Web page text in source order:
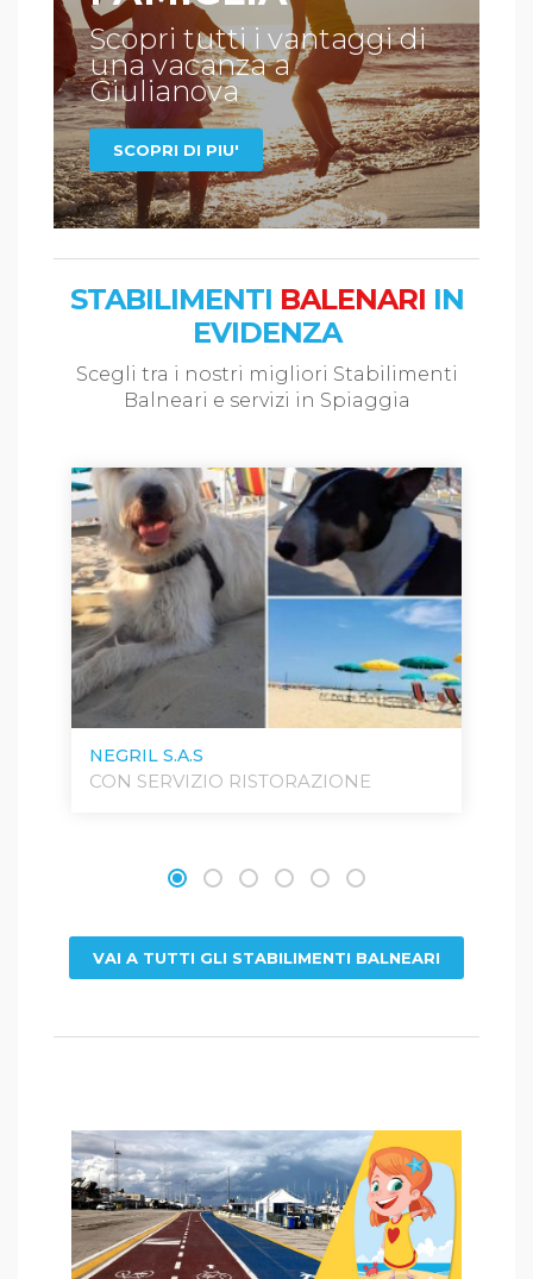
Scopri tutti i vantaggi di
una vacanza a
Giulianova
SCOPRI DI PIU'
STABILIMENTI BALENARI IN
EVIDENZA
Scegli tra i nostri migliori Stabilimenti
Balneari e servizi in Spiaggia
NEGRIL S.A.S
CON SERVIZIO RISTORAZIONE
VAI A TUTTI GLI STABILIMENTI BALNEARI